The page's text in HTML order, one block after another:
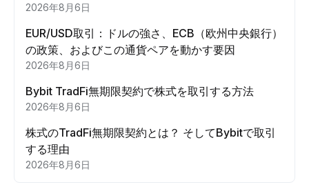
2026年8月6日
EUR/USD取引：ドルの強さ、ECB（欧州中央銀行）
の政策、およびこの通貨ペアを動かす要因
2026年8月6日
Bybit TradFi無期限契約で株式を取引する方法
2026年8月6日
株式のTradFi無期限契約とは？ そしてBybitで取引
する理由
2026年8月6日